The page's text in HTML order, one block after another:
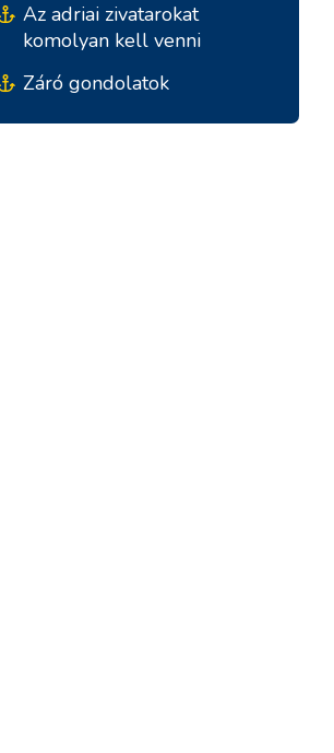
Az adriai zivatarokat
komolyan kell venni
Záró gondolatok